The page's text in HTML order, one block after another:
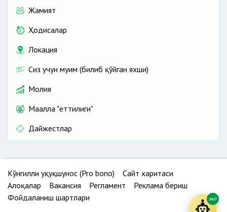
Жамият
Ҳодисалар
Локация
Сиз учун муҳим (билиб қўйган яхши)
Молия
Маҳалла "еттилиги"
Дайжестлар
Кўнгилли ҳуқуқшунос (Pro bono)
Сайт харитаси
Алоқалар
Вакансия Регламент
Реклама бериш
Фойдаланиш шартлари
24/7